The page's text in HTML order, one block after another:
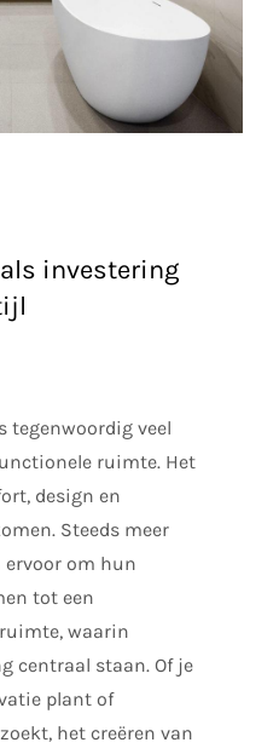
investering
tegenwoordig veel
ruimte. Het
design en
Steeds meer
om hun
tot een
waarin
centraal staan. Of je
plant of
het creëren van